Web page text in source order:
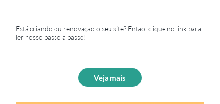
Está criando ou renovação o seu site? Então, clique no link para
ler nosso passo a passo!
Veja mais